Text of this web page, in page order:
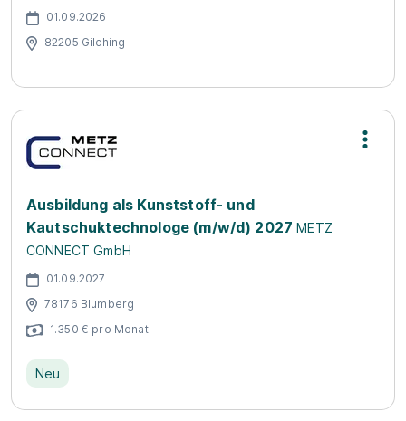
01.09.2026
82205 Gilching
Ausbildung als Kunststoff- und
Kautschuktechnologe (m/w/d) 2027 METZ
CONNECT GmbH
01.09.2027
78176 Blumberg
1.350 € pro Monat
Neu